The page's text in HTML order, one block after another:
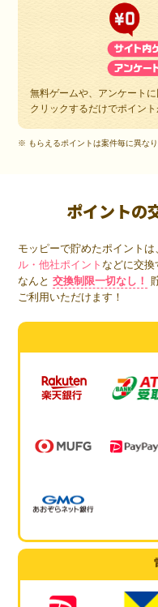
無料ゲームや、アンケート
クリックするだけでポイント
※ もらえるポイントは案件毎に異なり
ポイントの
モッピーで貯めたポイントは
ル・他社ポイントなどに交換
なんと 交換制限一切なし！
ご利用いただけます！